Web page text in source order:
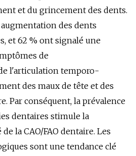
et du grincement des dents.
des dents
et 62 % ont signalé une
de
l'articulation temporo-
des maux de tête et des
Par conséquent, la prévalence
dentaires stimule la
la CAO/FAO dentaire. Les
sont une tendance clé